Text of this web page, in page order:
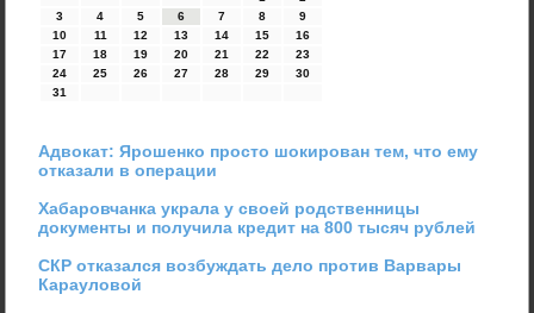
3
4 5 6 7 8
9
10
11 12 13 14 15
16
17
18 19 20 21 22
23
24
25 26 27 28 29
30
31
Адвокат: Ярошенко просто шокирован тем, что ему
отказали в операции
Хабаровчанка украла у своей родственницы
документы и получила кредит на 800 тысяч рублей
СКР отказался возбуждать дело против Варвары
Карауловой